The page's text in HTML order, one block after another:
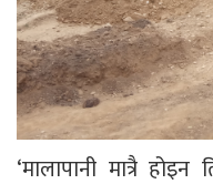
‘मालापानी मात्रै